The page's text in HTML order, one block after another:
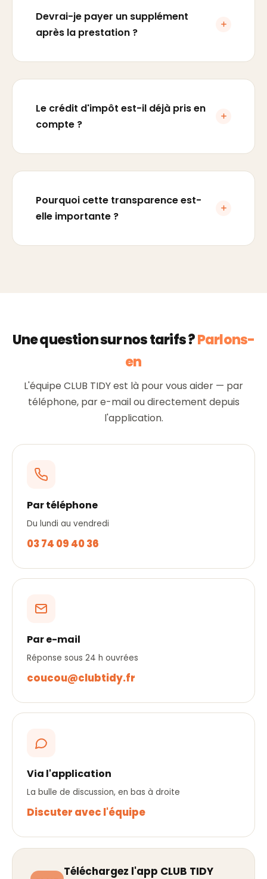
Devrai-je payer un supplément
après la prestation ?
Le crédit d'impôt est-il déjà pris en
compte ?
Pourquoi cette transparence est-
elle importante ?
Une question sur nos tarifs ?Parlons-
en
L'équipe CLUB TIDY est là pour vous aider — par
téléphone, par e-mail ou directement depuis
l'application.
Par téléphone
Du lundi au vendredi
03 74 09 40 36
Par e-mail
Réponse sous 24 h ouvrées
coucou@clubtidy.fr
Via l'application
La bulle de discussion, en bas à droite
Discuter avec l'équipe
Téléchargez l'app CLUB TIDY